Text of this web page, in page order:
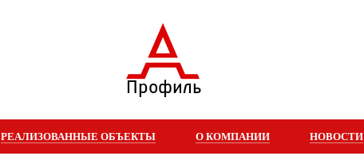
Профиль
РЕАЛИЗОВАННЫЕ ОБЪЕКТЫ О КОМПАНИИ НОВОСТИ